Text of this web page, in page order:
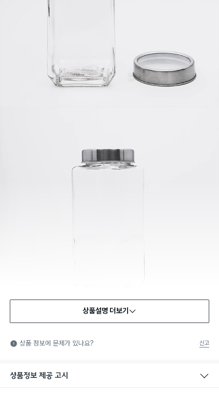
식품용 기구: 식품위생법에서 정한 규격에 따라 제조되어 식품 또
는 식품첨가물에 사용할 수 있는 식품용기구라는 표시입니다.
상품설명 더보기
상품 정보에 문제가 있나요? 신고
상품정보 제공 고시